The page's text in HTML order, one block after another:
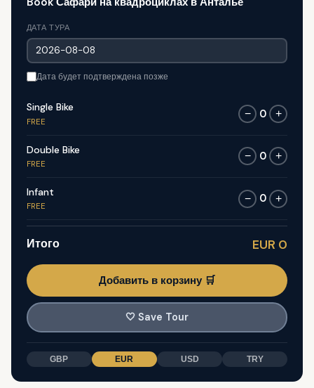
ДАТА ТУРА
Дата будет подтверждена позже
Single Bike
FREE
− 0 +
Double Bike
FREE
− 0 +
Infant
FREE
− 0 +
Итого EUR 0
Добавить в корзину 🛒
🤍 Save Tour
GBP EUR USD TRY